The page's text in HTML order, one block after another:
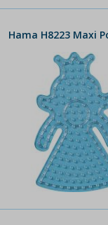
Hama H8223 Maxi